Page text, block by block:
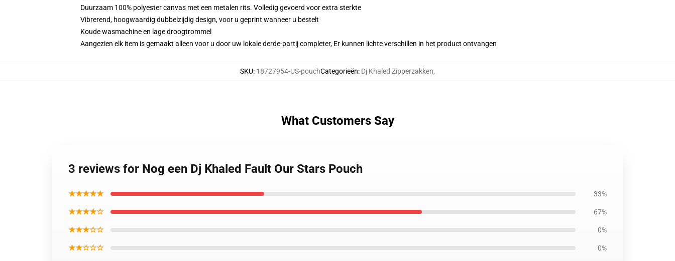
Duurzaam 100% polyester canvas met een metalen rits. Volledig gevoerd voor extra sterkte
Vibrerend, hoogwaardig dubbelzijdig design, voor u geprint wanneer u bestelt
Koude wasmachine en lage droogtrommel
Aangezien elk item is gemaakt alleen voor u door uw lokale derde-partij completer, Er kunnen lichte verschillen in het product ontvangen
SKU: 18727954-US-pouchCategorieën: Dj Khaled Zipperzakken,
What Customers Say
3 reviews for Nog een Dj Khaled Fault Our Stars Pouch
★★★★★ 33%
★★★★☆ 67%
★★★☆☆ 0%
★★☆☆☆ 0%